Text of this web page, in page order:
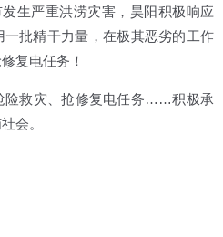
生严重洪涝灾害，昊阳积极响应
批精干力量，在极其恶劣的工作
复电任务！
险救灾、抢修复电任务……积极承
会。